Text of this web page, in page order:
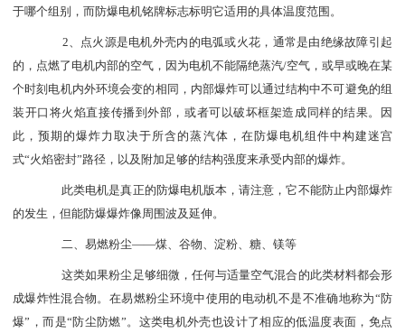
于哪个组别，而防爆电机铭牌标志标明它适用的具体温度范围。
2、点火源是电机外壳内的电弧或火花，通常是由绝缘故障引起
的，点燃了电机内部的空气，因为电机不能隔绝蒸汽/空气，或早或晚在某
个时刻电机内外环境会变的相同，内部爆炸可以通过结构中不可避免的组
装开口将火焰直接传播到外部，或者可以破坏框架造成同样的结果。因
此，预期的爆炸力取决于所含的蒸汽体，在防爆电机组件中构建迷宫
式“火焰密封”路径，以及附加足够的结构强度来承受内部的爆炸。
此类电机是真正的防爆电机版本，请注意，它不能防止内部爆炸
的发生，但能防爆爆炸像周围波及延伸。
二、易燃粉尘——煤、谷物、淀粉、糖、镁等
这类如果粉尘足够细微，任何与适量空气混合的此类材料都会形
成爆炸性混合物。在易燃粉尘环境中使用的电动机不是不准确地称为“防
爆”，而是“防尘防燃”。这类电机外壳也设计了相应的低温度表面，免点